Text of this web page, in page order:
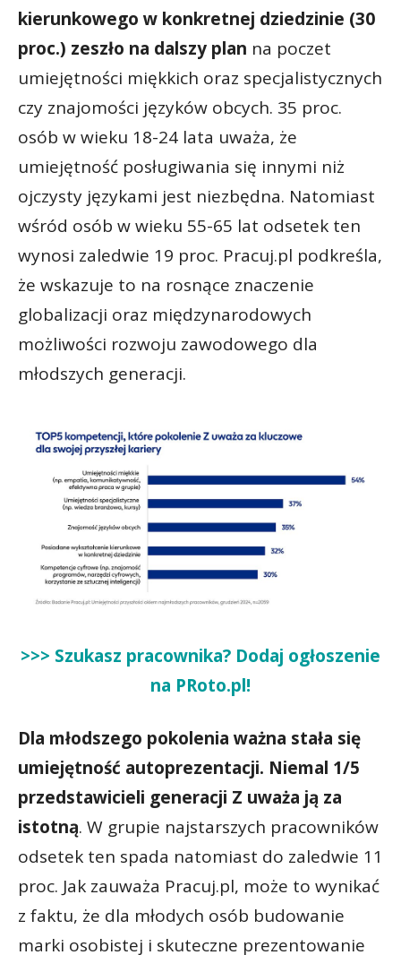
kierunkowego w konkretnej dziedzinie (30
proc.) zeszło na dalszy plan na poczet
umiejętności miękkich oraz specjalistycznych
czy znajomości języków obcych. 35 proc.
osób w wieku 18-24 lata uważa, że
umiejętność posługiwania się innymi niż
ojczysty językami jest niezbędna. Natomiast
wśród osób w wieku 55-65 lat odsetek ten
wynosi zaledwie 19 proc. Pracuj.pl podkreśla,
że wskazuje to na rosnące znaczenie
globalizacji oraz międzynarodowych
możliwości rozwoju zawodowego dla
młodszych generacji.
>>> Szukasz pracownika? Dodaj ogłoszenie
na PRoto.pl!
Dla młodszego pokolenia ważna stała się
umiejętność autoprezentacji. Niemal 1/5
przedstawicieli generacji Z uważa ją za
istotną. W grupie najstarszych pracowników
odsetek ten spada natomiast do zaledwie 11
proc. Jak zauważa Pracuj.pl, może to wynikać
z faktu, że dla młodych osób budowanie
marki osobistej i skuteczne prezentowanie